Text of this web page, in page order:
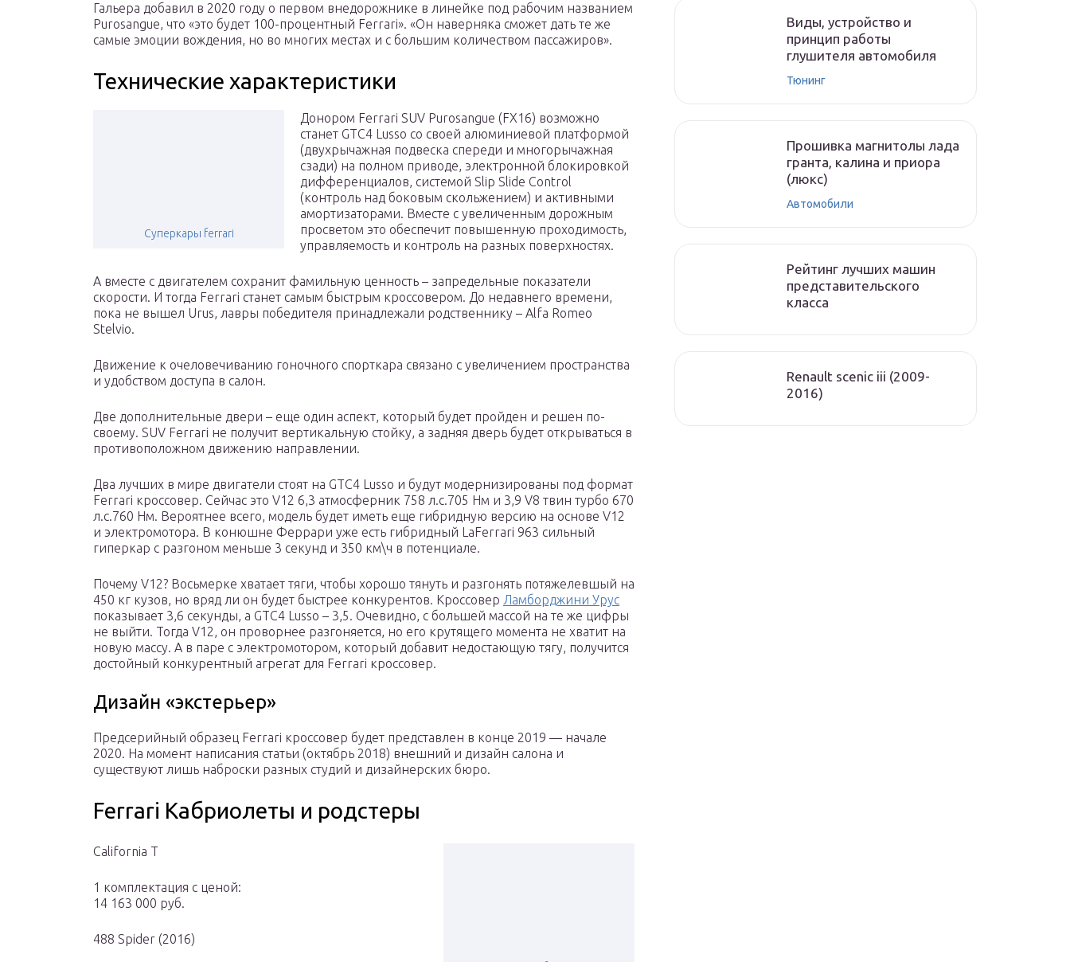
Гальера добавил в 2020 году о первом внедорожнике в линейке под рабочим названием
Purosangue, что «это будет 100-процентный Ferrari». «Он наверняка сможет дать те же
самые эмоции вождения, но во многих местах и с большим количеством пассажиров».
Технические характеристики
Суперкары ferrari
Донором Ferrari SUV Purosangue (FX16) возможно
станет GTC4 Lusso со своей алюминиевой платформой
(двухрычажная подвеска спереди и многорычажная
сзади) на полном приводе, электронной блокировкой
дифференциалов, системой Slip Slide Control
(контроль над боковым скольжением) и активными
амортизаторами. Вместе с увеличенным дорожным
просветом это обеспечит повышенную проходимость,
управляемость и контроль на разных поверхностях.
А вместе с двигателем сохранит фамильную ценность – запредельные показатели
скорости. И тогда Ferrari станет самым быстрым кроссовером. До недавнего времени,
пока не вышел Urus, лавры победителя принадлежали родственнику – Alfa Romeo
Stelvio.
Движение к очеловечиванию гоночного спорткара связано с увеличением пространства
и удобством доступа в салон.
Две дополнительные двери – еще один аспект, который будет пройден и решен по-
своему. SUV Ferrari не получит вертикальную стойку, а задняя дверь будет открываться в
противоположном движению направлении.
Два лучших в мире двигатели стоят на GTC4 Lusso и будут модернизированы под формат
Ferrari кроссовер. Сейчас это V12 6,3 атмосферник 758 л.с.705 Нм и 3,9 V8 твин турбо 670
л.с.760 Нм. Вероятнее всего, модель будет иметь еще гибридную версию на основе V12
и электромотора. В конюшне Феррари уже есть гибридный LaFerrari 963 сильный
гиперкар с разгоном меньше 3 секунд и 350 км\ч в потенциале.
Почему V12? Восьмерке хватает тяги, чтобы хорошо тянуть и разгонять потяжелевшый на
450 кг кузов, но вряд ли он будет быстрее конкурентов. Кроссовер Ламборджини Урус
показывает 3,6 секунды, а GTC4 Lusso – 3,5. Очевидно, с большей массой на те же цифры
не выйти. Тогда V12, он проворнее разгоняется, но его крутящего момента не хватит на
новую массу. А в паре с электромотором, который добавит недостающую тягу, получится
достойный конкурентный агрегат для Ferrari кроссовер.
Дизайн «экстерьер»
Предсерийный образец Ferrari кроссовер будет представлен в конце 2019 — начале
2020. На момент написания статьи (октябрь 2018) внешний и дизайн салона и
существуют лишь наброски разных студий и дизайнерских бюро.
Ferrari Кабриолеты и родстеры
California T
1 комплектация с ценой:
14 163 000 руб.
488 Spider (2016)
Виды, устройство и
принцип работы
глушителя автомобиля
Тюнинг
Прошивка магнитолы лада
гранта, калина и приора
(люкс)
Автомобили
Рейтинг лучших машин
представительского
класса
Renault scenic iii (2009-
2016)